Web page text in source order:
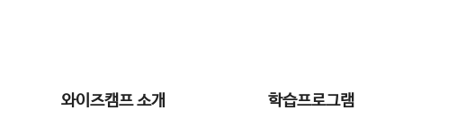
와이즈캠프 소개 학습프로그램